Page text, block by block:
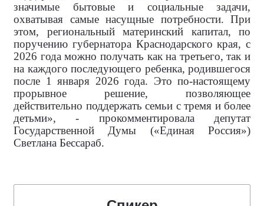
значимые бытовые и социальные задачи,
охватывая самые насущные потребности. При
этом, региональный материнский капитал, по
поручению губернатора Краснодарского края, с
2026 года можно получать как на третьего, так и
на каждого последующего ребенка, родившегося
после 1 января 2026 года. Это по-настоящему
прорывное решение, позволяющее
действительно поддержать семьи с тремя и более
детьми», - прокомментировала депутат
Государственной Думы («Единая Россия»)
Светлана Бессараб.